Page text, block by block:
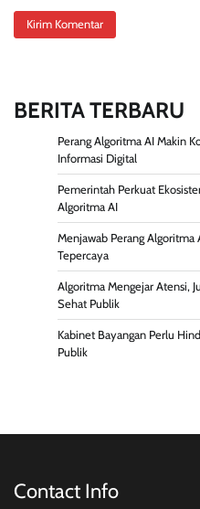
BERITA TERBARU
Perang Algoritma AI Makin
Informasi Digital
Pemerintah Perkuat
Algoritma AI
Menjawab Perang Algoritma
Tepercaya
Algoritma Mengejar Atensi,
Sehat Publik
Kabinet Bayangan Perlu
Publik
Contact Info